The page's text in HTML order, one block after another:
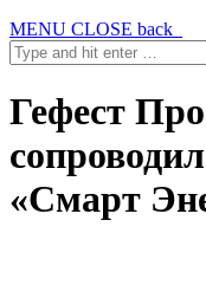
MENU CLOSE back
Гефест
«Смарт